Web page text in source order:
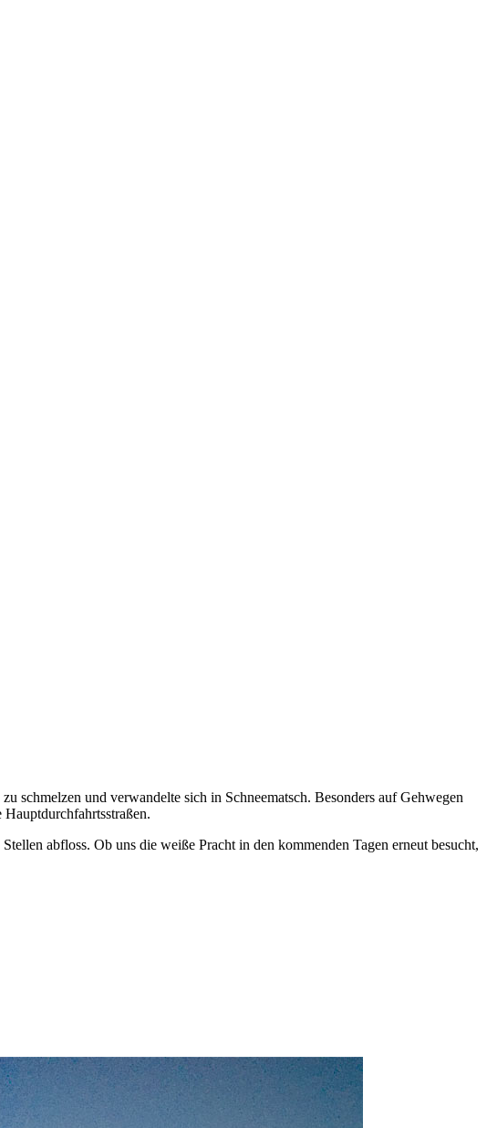
schmelzen und verwandelte sich in Schneematsch. Besonders auf Gehwegen
abfloss. Ob uns die weiße Pracht in den kommenden Tagen erneut besucht,